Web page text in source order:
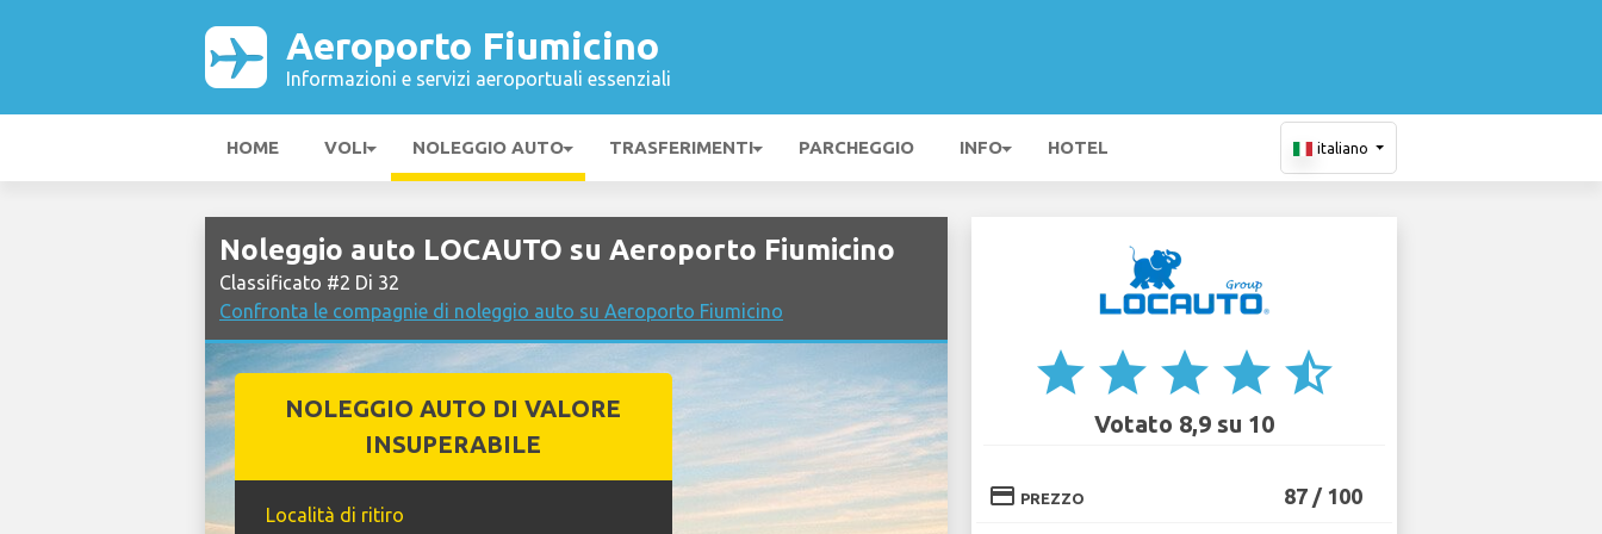
Aeroporto Fiumicino
Informazioni e servizi aeroportuali essenziali
HOME VOLI NOLEGGIO AUTO TRASFERIMENTI PARCHEGGIO INFO HOTEL italiano
Noleggio auto LOCAUTO su Aeroporto Fiumicino
Classificato #2 Di 32
Confronta le compagnie di noleggio auto su Aeroporto Fiumicino
NOLEGGIO AUTO DI VALORE
INSUPERABILE
Località di ritiro
star star star star star_half
Votato 8,9 su 10
credit_card PREZZO 87 / 100